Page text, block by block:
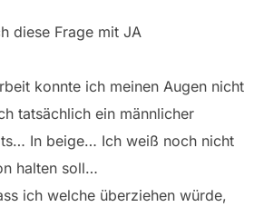
diese Frage mit JA
konnte ich meinen Augen nicht
tatsächlich ein männlicher
In beige… Ich weiß noch nicht
halten soll…
ich welche überziehen würde,